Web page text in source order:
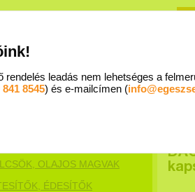
VÁLASZOL RENDELÉS MENETE
OLAJOS MAGVAK
ÉDESÍTŐK
rendelés leadás nem lehetséges a
841 8545) és e-mailcímen (